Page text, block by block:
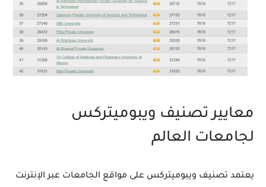
معايير تصنيف ويبوميتركس
لجامعات العالم
يعتمد تصنيف ويبوميتركس على مواقع الجامعات عبر الإنترنت